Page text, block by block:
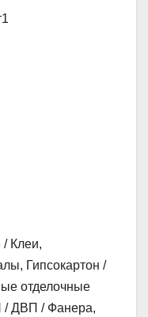
/ Клеи,
Гипсокартон /
отделочные
/ ДВП / Фанера,